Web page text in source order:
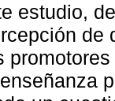
estudio,
de